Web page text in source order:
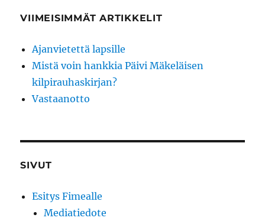
VIIMEISIMMÄT ARTIKKELIT
Ajanvietettä lapsille
Mistä voin hankkia Päivi Mäkeläisen
kilpirauhaskirjan?
Vastaanotto
SIVUT
Esitys Fimealle
Mediatiedote